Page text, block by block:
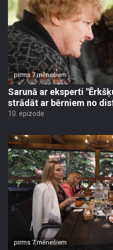
pirms 7 mēnešiem
Sarunā ar eksperti
strādāt ar bērniem no
10. epizode
pirms 7 mēnešiem